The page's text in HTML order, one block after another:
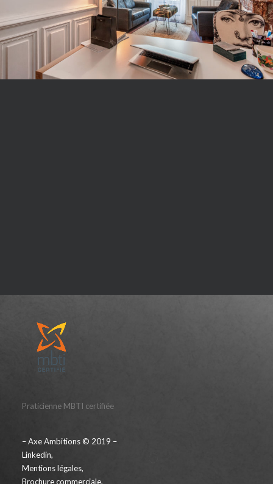
Praticienne MBTI certifiée
– Axe Ambitions © 2019 –
Linkedin,
Mentions légales,
Brochure commerciale,